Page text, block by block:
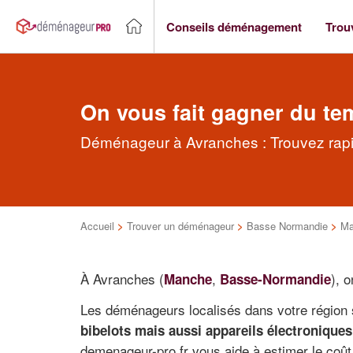
Conseils déménagement
On vous fait gagner du
Déménageur à Avranches : Trouvez
Accueil > Trouver un déménageur > Basse Normandie >
À Avranches (Manche, Basse-Normandie),
Les déménageurs localisés dans votre
bibelots mais aussi appareils